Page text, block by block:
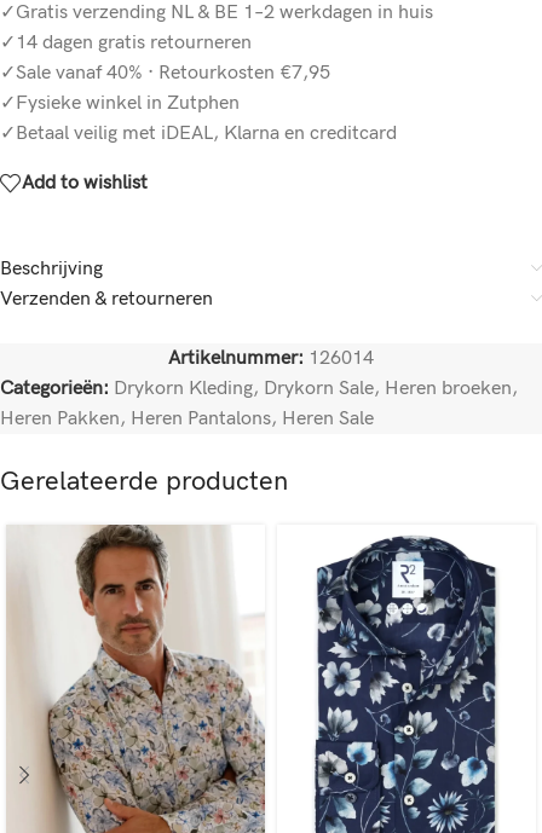
✓Gratis verzending NL & BE 1–2 werkdagen in huis
✓14 dagen gratis retourneren
✓Sale vanaf 40% · Retourkosten €7,95
✓Fysieke winkel in Zutphen
✓Betaal veilig met iDEAL, Klarna en creditcard
Add to wishlist
Beschrijving
Verzenden & retourneren
Artikelnummer: 126014
Categorieën: Drykorn Kleding, Drykorn Sale, Heren broeken,
Heren Pakken, Heren Pantalons, Heren Sale
Gerelateerde producten